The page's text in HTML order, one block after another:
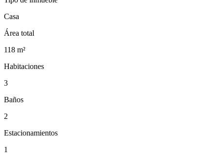
Casa
Área total
118 m²
Habitaciones
3
Baños
2
Estacionamientos
1